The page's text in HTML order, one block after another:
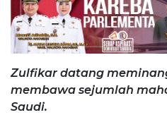
Zulfikar datang
membawa sejumlah
Saudi.